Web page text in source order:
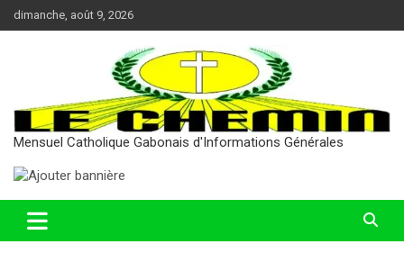
Aller
au
dimanche, août 9, 2026
Mensuel Catholique Gabonais d'Informations Générales